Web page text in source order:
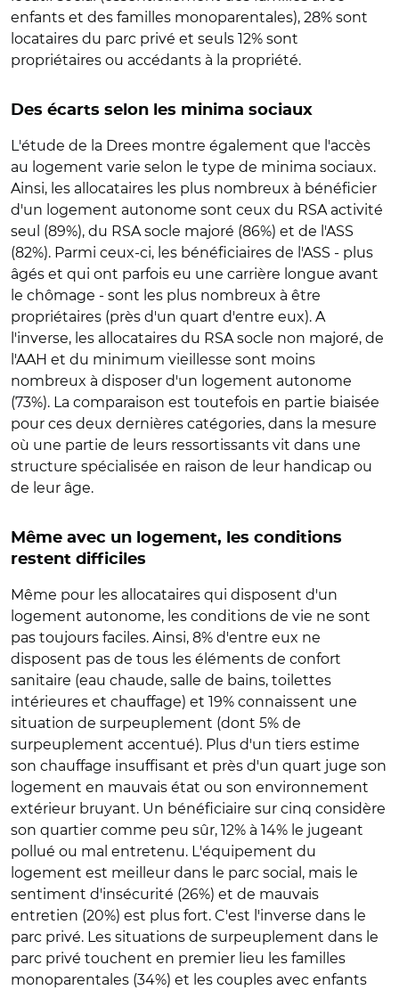
enfants et des familles monoparentales), 28% sont
locataires du parc privé et seuls 12% sont
propriétaires ou accédants à la propriété.
Des écarts selon les minima sociaux
L'étude de la Drees montre également que l'accès
au logement varie selon le type de minima sociaux.
Ainsi, les allocataires les plus nombreux à bénéficier
d'un logement autonome sont ceux du RSA activité
seul (89%), du RSA socle majoré (86%) et de l'ASS
(82%). Parmi ceux-ci, les bénéficiaires de l'ASS - plus
âgés et qui ont parfois eu une carrière longue avant
le chômage - sont les plus nombreux à être
propriétaires (près d'un quart d'entre eux). A
l'inverse, les allocataires du RSA socle non majoré, de
l'AAH et du minimum vieillesse sont moins
nombreux à disposer d'un logement autonome
(73%). La comparaison est toutefois en partie biaisée
pour ces deux dernières catégories, dans la mesure
où une partie de leurs ressortissants vit dans une
structure spécialisée en raison de leur handicap ou
de leur âge.
Même avec un logement, les conditions
restent difficiles
Même pour les allocataires qui disposent d'un
logement autonome, les conditions de vie ne sont
pas toujours faciles. Ainsi, 8% d'entre eux ne
disposent pas de tous les éléments de confort
sanitaire (eau chaude, salle de bains, toilettes
intérieures et chauffage) et 19% connaissent une
situation de surpeuplement (dont 5% de
surpeuplement accentué). Plus d'un tiers estime
son chauffage insuffisant et près d'un quart juge son
logement en mauvais état ou son environnement
extérieur bruyant. Un bénéficiaire sur cinq considère
son quartier comme peu sûr, 12% à 14% le jugeant
pollué ou mal entretenu. L'équipement du
logement est meilleur dans le parc social, mais le
sentiment d'insécurité (26%) et de mauvais
entretien (20%) est plus fort. C'est l'inverse dans le
parc privé. Les situations de surpeuplement dans le
parc privé touchent en premier lieu les familles
monoparentales (34%) et les couples avec enfants